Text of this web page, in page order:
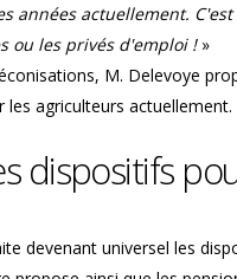
années actuellement.
ou les privés d'emploi !»
M. Delevoye
les agriculteurs actuellement.
dispositifs
devenant universel les